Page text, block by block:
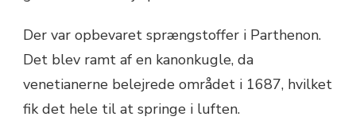
Der var opbevaret sprængstoffer i Parthenon.
Det blev ramt af en kanonkugle, da
venetianerne belejrede området i 1687, hvilket
fik det hele til at springe i luften.